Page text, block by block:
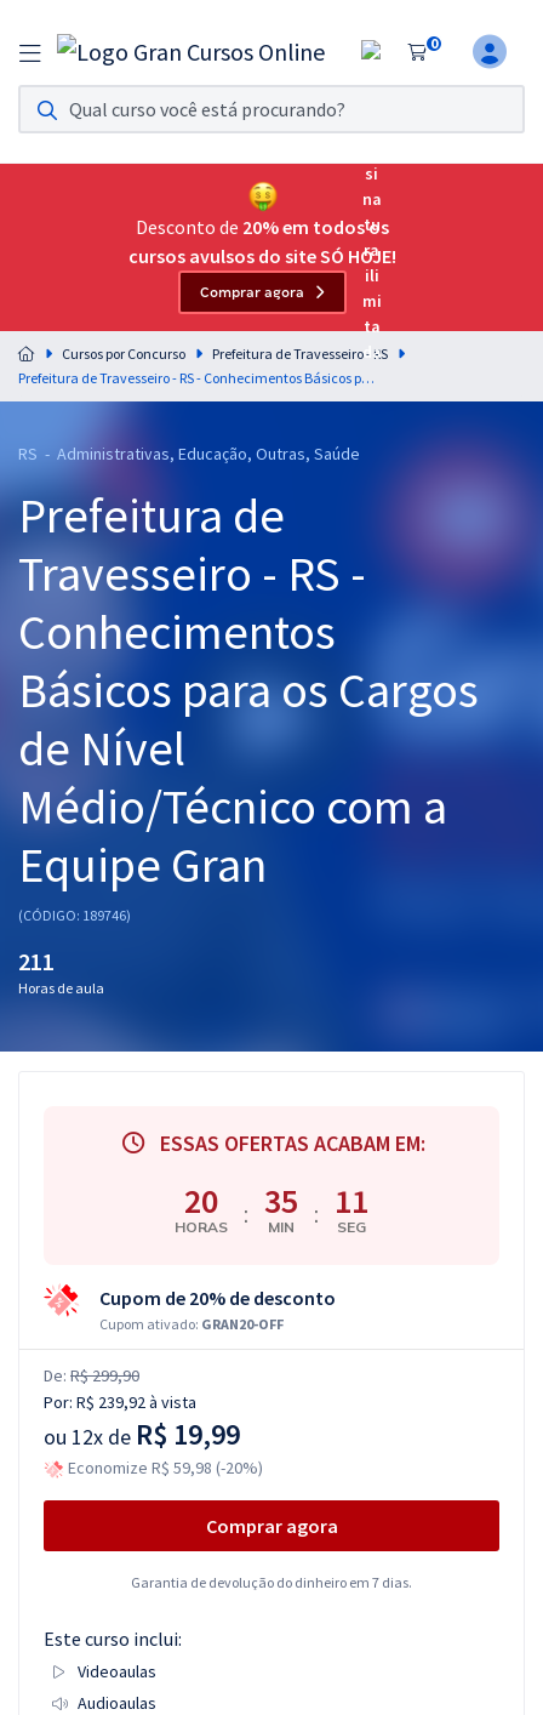
0
Assinatura Ilimitada 11
Acesso a todos os cursos. Teste grátis por 7 dias!
Assinatura OAB Até Passar
Acesso ilimitado a toda preparação para o Exame da
Residências Multiprofissionais
Preparação completa e intensiva para as principais
residências em saúde do Brasil
Cursos 20% OFF
Pós
Graduação
OAB
Mentorias
Questões grátis
Desconto de 20% em todos os
cursos avulsos do site SÓ HOJE!
Comprar agora
Cursos por Concurso
Prefeitura de Travesseiro - RS
Prefeitura de Travesseiro - RS - Conhecimentos Básicos para os Cargos de Nível Médio/Técnico com a Equipe Gran
RS - Administrativas, Educação, Outras, Saúde
Prefeitura de
Travesseiro - RS -
Conhecimentos
Básicos para os Cargos
de Nível
Médio/Técnico com a
Equipe Gran
(CÓDIGO: 189746)
211
Horas de aula
ESSAS OFERTAS ACABAM EM:
20
HORAS : 35
MIN : 10
SEG
Cupom de 20% de desconto
Cupom ativado: GRAN20-OFF
De: R$ 299,90
Por: R$ 239,92à vista
ou 12x de R$ 19,99
Economize R$ 59,98 (-20%)
Comprar agora
Garantia de devolução do dinheiro em 7 dias.
Este curso inclui:
Videoaulas
Audioaulas